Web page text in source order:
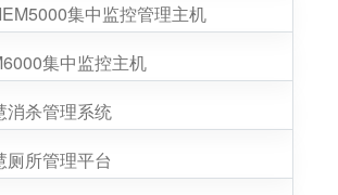
集中监控管理主机
集中监控主机
消杀管理系统
厕所管理平台